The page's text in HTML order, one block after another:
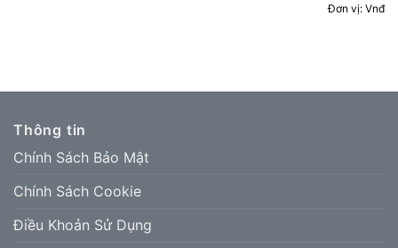
Đơn vị: Vnđ
Thông tin
Chính Sách Bảo Mật
Chính Sách Cookie
Điều Khoản Sử Dụng